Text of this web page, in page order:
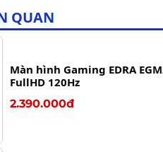
QUAN
Màn hình Gaming EDRA
FullHD 120Hz
2.390.000đ